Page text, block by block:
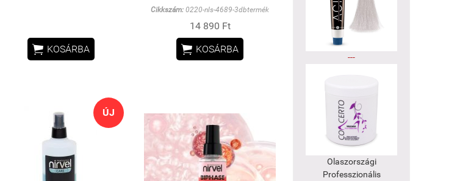
 KOSÁRBA
Cikkszám: 0220-nls-4689-3dbtermék
14 890 Ft
 KOSÁRBA
ÚJ
---
Olaszországi
Professzionális